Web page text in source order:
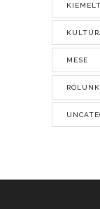
KIEMELT
MESE
RÓLUNK